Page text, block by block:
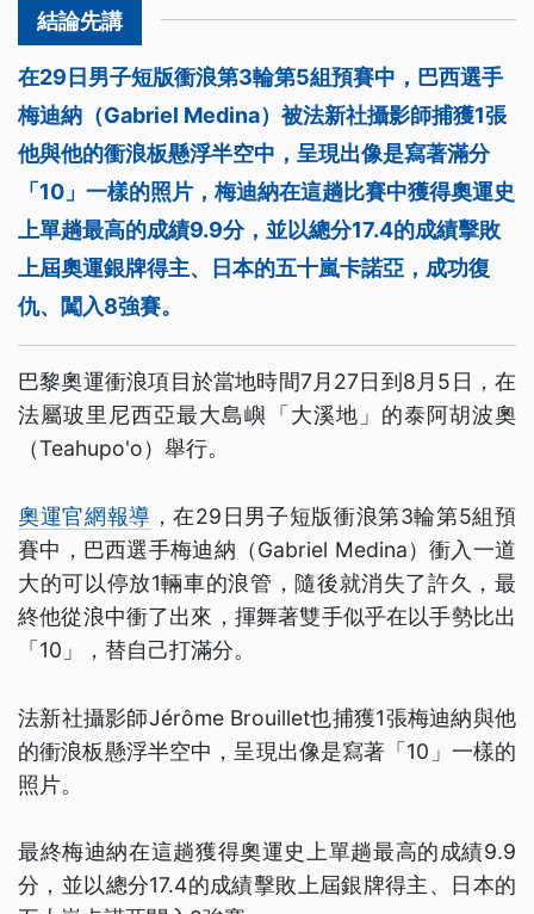
在29日男子短版衝浪第3輪第5組預賽中，巴西選手
梅迪納（Gabriel Medina）被法新社攝影師捕獲1張
他與他的衝浪板懸浮半空中，呈現出像是寫著滿分
「10」一樣的照片，梅迪納在這趟比賽中獲得奧運史
上單趟最高的成績9.9分，並以總分17.4的成績擊敗
上屆奧運銀牌得主、日本的五十嵐卡諾亞，成功復
仇、闖入8強賽。
巴黎奧運衝浪項目於當地時間7月27日到8月5日，在
法屬玻里尼西亞最大島嶼「大溪地」的泰阿胡波奧
（Teahupo'o）舉行。
奧運官網報導 ，在29日男子短版衝浪第3輪第5組預
賽中，巴西選手梅迪納（Gabriel Medina）衝入一道
大的可以停放1輛車的浪管，隨後就消失了許久，最
終他從浪中衝了出來，揮舞著雙手似乎在以手勢比出
「10」，替自己打滿分。
法新社攝影師Jérôme Brouillet也捕獲1張梅迪納與他
的衝浪板懸浮半空中，呈現出像是寫著「10」一樣的
照片。
最終梅迪納在這趟獲得奧運史上單趟最高的成績9.9
分，並以總分17.4的成績擊敗上屆銀牌得主、日本的